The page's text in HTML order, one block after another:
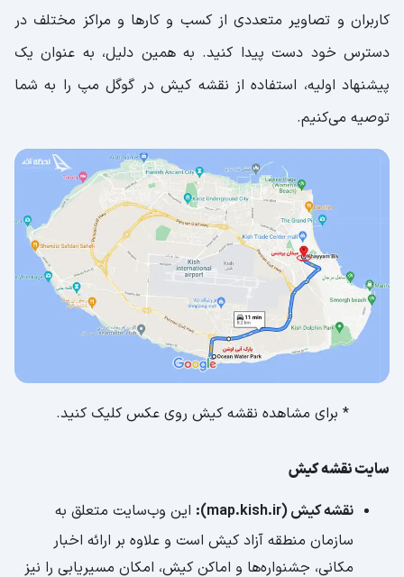
کاربران و تصاویر متعددی از کسب و کارها و مراکز مختلف در
دسترس خود دست پیدا کنید. به همین دلیل، به عنوان یک
پیشنهاد اولیه، استفاده از نقشه کیش در گوگل مپ را به شما
توصیه می‌کنیم.
* برای مشاهده نقشه کیش روی عکس کلیک کنید.
سایت نقشه کیش
نقشه کیش (map.kish.ir):
این وب‌سایت متعلق به
سازمان منطقه آزاد کیش است و علاوه بر ارائه اخبار
مکانی، جشنواره‌ها و اماکن کیش، امکان مسیریابی را نیز